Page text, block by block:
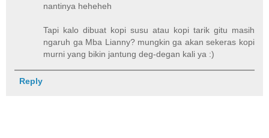
nantinya heheheh
Tapi kalo dibuat kopi susu atau kopi tarik gitu masih
ngaruh ga Mba Lianny? mungkin ga akan sekeras kopi
murni yang bikin jantung deg-degan kali ya :)
Reply